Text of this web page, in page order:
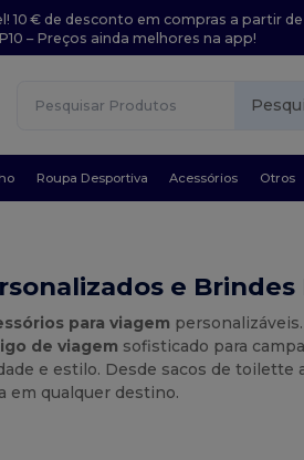
10 € de desconto em compras a partir
– Preços ainda melhores na app!
Roupa Desportiva Acessórios Otros
e
para viagem
de viagem sofisticado para
e estilo. Desde sacos de toilette
em qualquer destino.